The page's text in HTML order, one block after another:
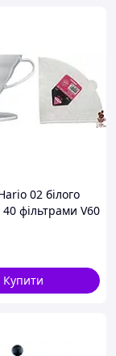
02 білого
40 фільтрами V60
Купити